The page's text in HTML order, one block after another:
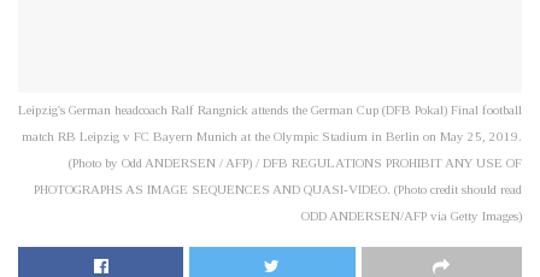
Leipzig's German headcoach Ralf Rangnick attends the German Cup (DFB Pokal) Final football
match RB Leipzig v FC Bayern Munich at the Olympic Stadium in Berlin on May 25, 2019.
(Photo by Odd ANDERSEN / AFP) / DFB REGULATIONS PROHIBIT ANY USE OF
PHOTOGRAPHS AS IMAGE SEQUENCES AND QUASI-VIDEO. (Photo credit should read
ODD ANDERSEN/AFP via Getty Images)